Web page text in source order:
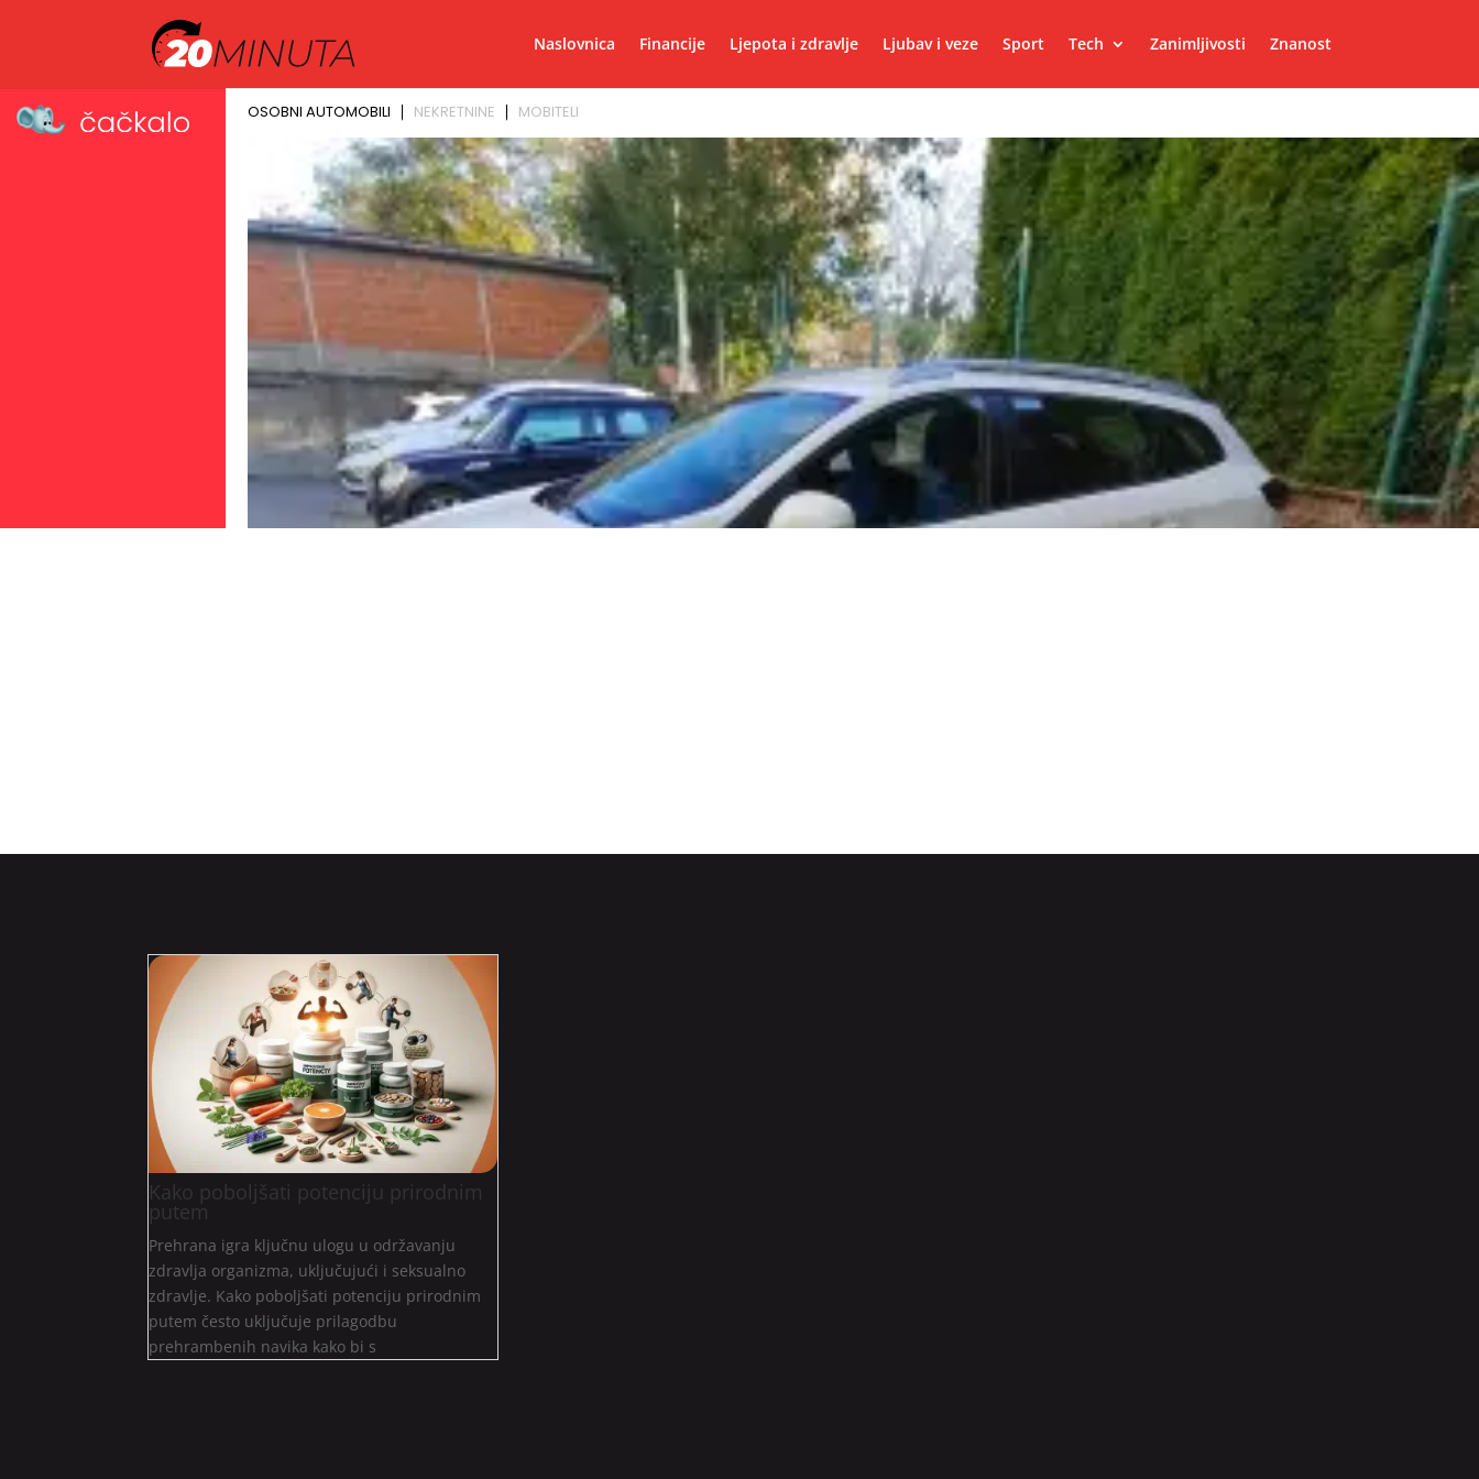
Naslovnica Financije Ljepota i zdravlje Ljubav i veze Sport Tech Zanimljivosti Znanost
Kako poboljšati potenciju prirodnim
putem
Prehrana igra ključnu ulogu u održavanju
zdravlja organizma, uključujući i seksualno
zdravlje. Kako poboljšati potenciju prirodnim
putem često uključuje prilagodbu
prehrambenih navika kako bi s